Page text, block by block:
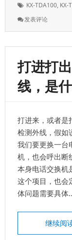
标
KX-TDA100, KX-
发表评论: 松
是
拟
中
继
外
卡
打进打
线，是
打进来，或者是
检测外线，假如
我们要更换一台
机，也会呼出断
本身电话交换机
这个项目，也会
体问题需要具体
继续阅